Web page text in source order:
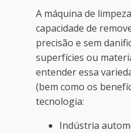
A máquina de
capacidade de
precisão e sem
superfícies ou
entender essa
(bem como os
tecnologia:
Indústria